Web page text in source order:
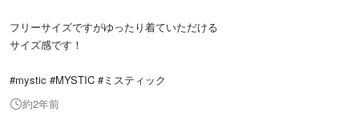
フリーサイズですがゆったり着ていただける
サイズ感です！
#mystic #MYSTIC #ミスティック
約2年前